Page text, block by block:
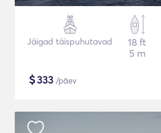
Jäigad täispuhutavad
18 ft
5 m
$333 /päev